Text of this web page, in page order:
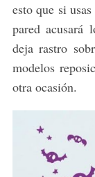
esto que si
pared acusará
deja rastro
modelos
otra ocasión.